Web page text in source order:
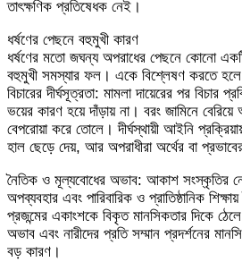
তাৎক্ষণিক প্রতিষেধক নেই।
​ধর্ষণের পেছনে বহুমুখী কারণ
ধর্ষণের মতো জঘন্য অপরাধের পেছনে কোনো একটি
বহুমুখী সমস্যার ফল। একে বিশ্লেষণ করতে হলে
​বিচারের দীর্ঘসূত্রতা: মামলা দায়েরের পর বিচার
ভয়ের কারণ হয়ে দাঁড়ায় না। বরং জামিনে
বেপরোয়া করে তোলে। দীর্ঘস্থায়ী আইনি
হাল ছেড়ে দেয়, আর অপরাধীরা অর্থের বা
​নৈতিক ও মূল্যবোধের অভাব: আকাশ সংস্কৃতির
অপব্যবহার এবং পারিবারিক ও প্রাতিষ্ঠানিক
প্রজন্মের একাংশকে বিকৃত মানসিকতার দিকে
অভাব এবং নারীদের প্রতি সম্মান প্রদর্শনের
বড় কারণ।